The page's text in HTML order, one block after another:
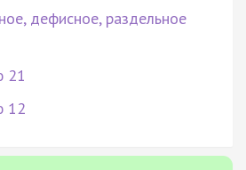
дефисное, раздельное
21
12